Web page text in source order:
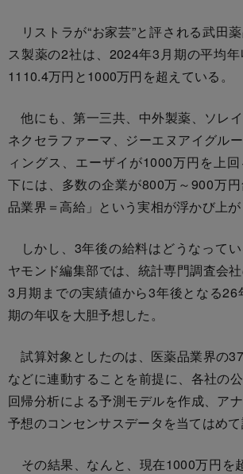
リストラが“お家芸”と評される武田
ス製薬の2社は、2024年3月期の平均年
1110.4万円と1000万円を超えている。
他にも、第一三共、中外製薬、ソレイ
ネクセラファーマ、ジーエヌアイグル
ィングス、エーザイが1000万円を上
下には、多数の企業が800万～900万
品業界＝高給」という実相が浮かび上が
しかし、3年後の給料はどうなって
ヤモンド編集部では、統計専門調査会
3月期までの実績値から3年後となる26
期の年収を大胆予想した。
試算対象としたのは、医薬品業界の
などに連動することを前提に、各社の
回帰分析による予測モデルを作成、ア
予想のコンセンサスデータを当てはめて
その結果、なんと、現在1000万円を